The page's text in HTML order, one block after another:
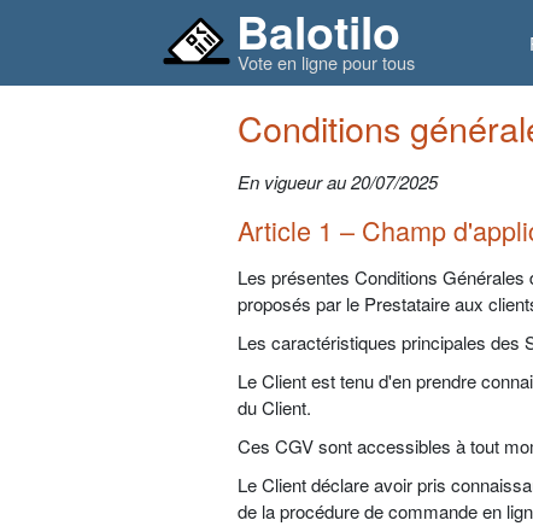
Balotilo
Vote en ligne pour tous
Conditions
En vigueur au 20/07/2025
Article 1 – Champ
Les présentes Conditions
proposés par le Prestataire aux
Les caractéristiques principales des
Le Client est tenu d'en prendre
du Client.
Ces CGV sont accessibles à tout
Le Client déclare avoir pris
de la procédure de commande en